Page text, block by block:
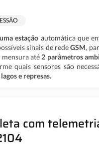
estação automática que
sinais de redeGSM,
mensura até 2 parâmetros
quais sensores são
e represas.
com